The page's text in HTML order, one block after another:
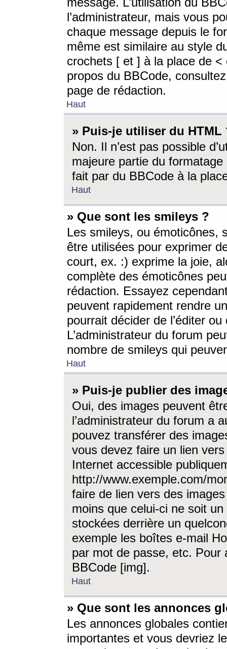
l’administrateur, mais vous
chaque message depuis le
même est similaire au style
crochets [ et ] à la place de <
propos du BBCode,
page de rédaction.
Haut
» Puis-je utiliser du HTML
Non. Il n’est pas possible
majeure partie du
fait par du BBCode à la
Haut
» Que sont les smileys ?
Les smileys, ou émoticônes,
être utilisées pour exprimer
court, ex. :) exprime la joie,
complète des émoticônes
rédaction. Essayez
peuvent rapidement rendre
pourrait décider de l’éditer
L’administrateur du forum
nombre de smileys qui
Haut
» Puis-je publier des
Oui, des images peuvent
l’administrateur du forum a
pouvez transférer des
vous devez faire un lien
Internet accessible
http://www.exemple.com/
faire de lien vers des
moins que celui-ci ne soit
stockées derrière un
exemple les boîtes e-mail
par mot de passe, etc. Pour
BBCode [img].
Haut
» Que sont les annonces
Les annonces globales
importantes et vous devriez